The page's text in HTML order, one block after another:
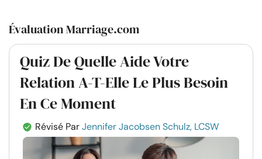
Évaluation Marriage.com
Quiz De Quelle Aide Votre
Relation A-T-Elle Le Plus Besoin
En Ce Moment
Révisé ParJennifer Jacobsen Schulz, LCSW